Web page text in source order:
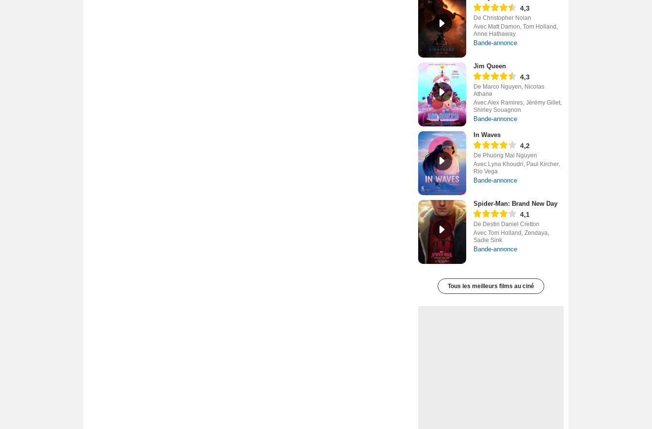
4,3
De Christopher Nolan
Avec Matt Damon, Tom Holland,
Anne Hathaway
Bande-annonce
Jim Queen
4,3
De Marco Nguyen, Nicolas
Athane
Avec Alex Ramires, Jérémy Gillet,
Shirley Souagnon
Bande-annonce
In Waves
4,2
De Phuong Mai Nguyen
Avec Lyna Khoudri, Paul Kircher,
Rio Vega
Bande-annonce
Spider-Man: Brand New Day
4,1
De Destin Daniel Cretton
Avec Tom Holland, Zendaya,
Sadie Sink
Bande-annonce
Tous les meilleurs films au ciné